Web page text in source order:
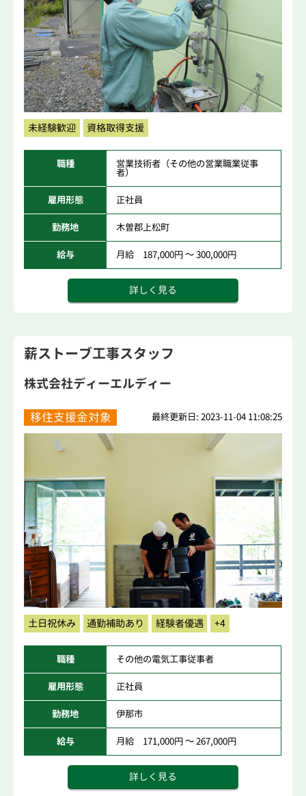
未経験歓迎 資格取得支援
職種 営業技術者（その他の営業職業従事
者）
雇用形態 正社員
勤務地 木曽郡上松町
給与 月給 187,000円 ～ 300,000円
詳しく見る
薪ストーブ工事スタッフ
株式会社ディーエルディー
移住支援金対象 最終更新日: 2023-11-04 11:08:25
土日祝休み 通勤補助あり 経験者優遇 +4
職種 その他の電気工事従事者
雇用形態 正社員
勤務地 伊那市
給与 月給 171,000円 ～ 267,000円
詳しく見る